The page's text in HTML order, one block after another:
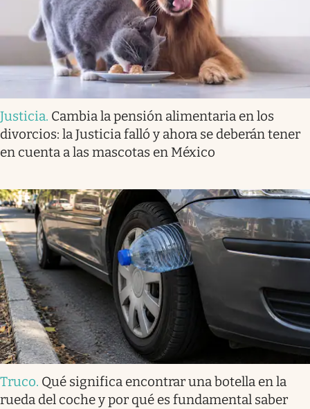
Justicia. Cambia la pensión alimentaria en los
divorcios: la Justicia falló y ahora se deberán tener
en cuenta a las mascotas en México
Truco. Qué significa encontrar una botella en la
rueda del coche y por qué es fundamental saber